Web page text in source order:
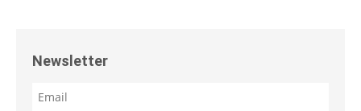
Newsletter